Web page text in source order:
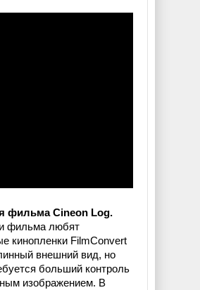
фильма Cineon Log.
фильма любят
кинопленки FilmConvert
внешний вид, но
больший контроль
изображением. В